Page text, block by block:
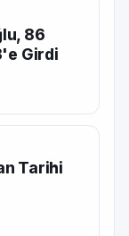
86
Girdi
Tarihi